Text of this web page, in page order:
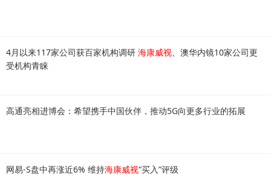
4月以来117家公司获百家机构调研 海康威视、澳华内镜10家公司更
受机构青睐
高通亮相进博会：希望携手中国伙伴，推动5G向更多行业的拓展
网易-S盘中再涨近6% 维持海康威视“买入”评级